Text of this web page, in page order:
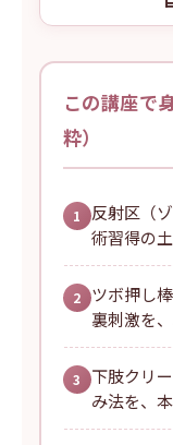
この講座で
粋）
1
反射区（
術習得の
2 ツボ押し
裏刺激を
3
下肢クリ
み法を、